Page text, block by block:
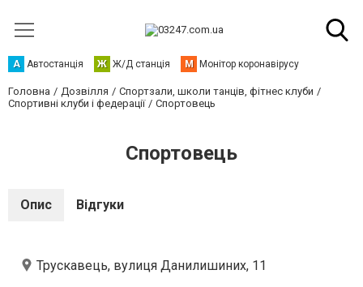
А Автостанція Ж Ж/Д станція М Монітор коронавірусу
Головна Дозвілля
Спортзали, школи танців, фітнес клуби
Спортивні клуби і федерації
Спортовець
Спортовець
Опис Відгуки
Трускавець, вулиця Данилишиних, 11